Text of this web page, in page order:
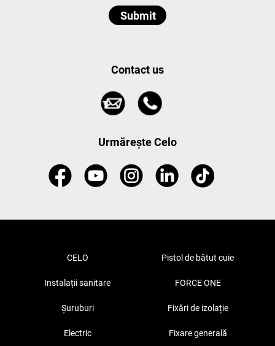
Contact us
Urmărește Celo
CELO Pistol de bătut cuie
Instalații sanitare FORCE ONE
Șuruburi Fixări de izolație
Electric Fixare generală